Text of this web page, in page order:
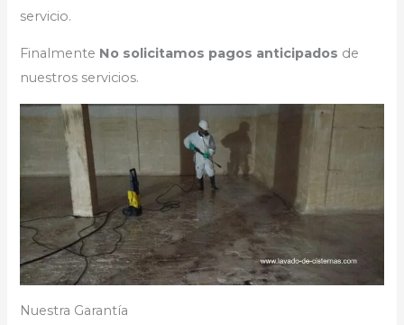
servicio.
Finalmente No solicitamos pagos anticipados de
nuestros servicios.
Nuestra Garantía